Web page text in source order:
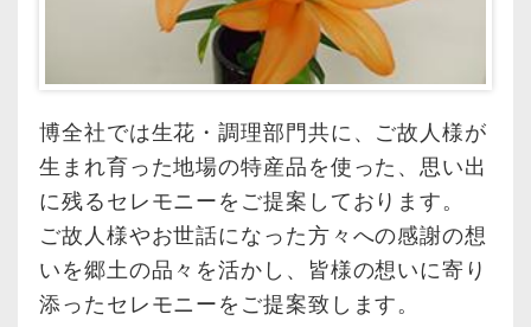
博全社では生花・調理部門共に、ご故人様が
生まれ育った地場の特産品を使った、思い出
に残るセレモニーをご提案しております。
ご故人様やお世話になった方々への感謝の想
いを郷土の品々を活かし、皆様の想いに寄り
添ったセレモニーをご提案致します。